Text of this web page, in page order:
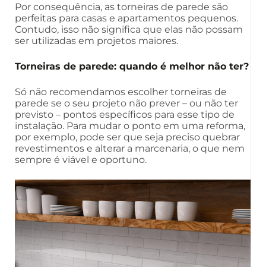
Por consequência, as torneiras de parede são
perfeitas para casas e apartamentos pequenos.
Contudo, isso não significa que elas não possam
ser utilizadas em projetos maiores.
Torneiras de parede: quando é melhor não ter?
Só não recomendamos escolher torneiras de
parede se o seu projeto não prever – ou não ter
previsto – pontos específicos para esse tipo de
instalação. Para mudar o ponto em uma reforma,
por exemplo, pode ser que seja preciso quebrar
revestimentos e alterar a marcenaria, o que nem
sempre é viável e oportuno.